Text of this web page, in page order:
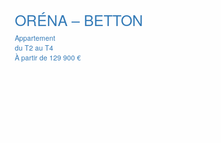
ORÉNA – BETTON
Appartement
du T2 au T4
À partir de 129 900 €